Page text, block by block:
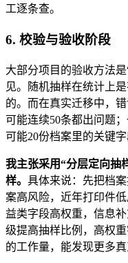
工逐条查。
6. 校验与验收阶段
大部分项目的验收方法
见。随机抽样在统计上
的。而在真实迁移中，
可能连续50条都出问题
可能20份档案里的关键字
我主张采用“分层定向抽
样。 具体来说：先把档
案高风险，近年打印件
益类字段高权重，信息
级提高抽样比例，高权
的工作量，能发现更多真